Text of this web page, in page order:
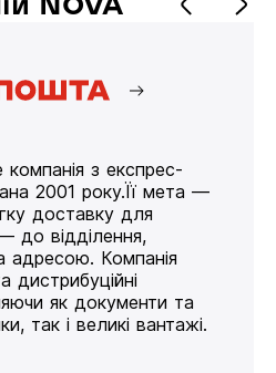
з експрес-
2001 року.Її мета —
доставку для
до відділення,
адресою. Компанія
дистрибуційні
як документи та
так і великі вантажі.